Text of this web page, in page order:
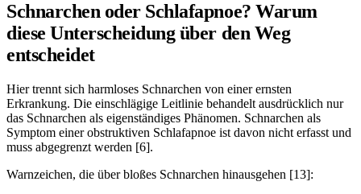
Schnarchen oder Schlafapnoe? Warum
diese Unterscheidung über den Weg
entscheidet
Hier trennt sich harmloses Schnarchen von einer ernsten
Erkrankung. Die einschlägige Leitlinie behandelt ausdrücklich nur
das Schnarchen als eigenständiges Phänomen. Schnarchen als
Symptom einer obstruktiven Schlafapnoe ist davon nicht erfasst und
muss abgegrenzt werden [6].
Warnzeichen, die über bloßes Schnarchen hinausgehen [13]: